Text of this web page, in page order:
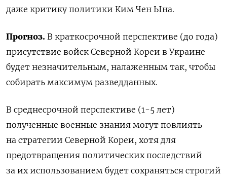
даже критику политики Ким Чен Ына.
Прогноз. В краткосрочной перспективе (до года)
присутствие войск Северной Кореи в Украине
будет незначительным, налаженным так, чтобы
собирать максимум разведданных.
В среднесрочной перспективе (1-5 лет)
полученные военные знания могут повлиять
на стратегии Северной Кореи, хотя для
предотвращения политических последствий
за их использованием будет сохраняться строгий